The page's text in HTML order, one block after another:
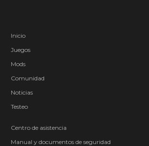
Inicio
Juegos
Mods
Comunidad
Noticias
Testeo
Centro de asistencia
Manual y documentos de seguridad